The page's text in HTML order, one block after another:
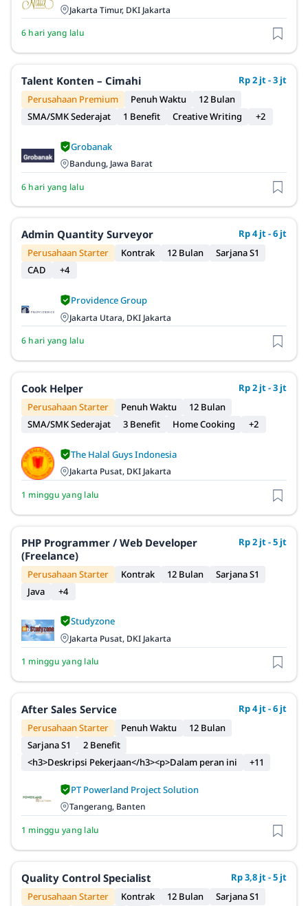
Jakarta Timur, DKI Jakarta
6 hari yang lalu
Talent Konten – Cimahi
Rp 2 jt - 3 jt
Perusahaan Premium
Penuh Waktu
12 Bulan
SMA/SMK Sederajat
1 Benefit Creative Writing +2
Grobanak
Bandung, Jawa Barat
6 hari yang lalu
Admin Quantity Surveyor
Rp 4 jt - 6 jt
Perusahaan Starter
Kontrak 12 Bulan
Sarjana S1
CAD
+4
Providence Group
Jakarta Utara, DKI Jakarta
6 hari yang lalu
Cook Helper
Rp 2 jt - 3 jt
Perusahaan Starter
Penuh Waktu
12 Bulan
SMA/SMK Sederajat
3 Benefit Home Cooking +2
The Halal Guys Indonesia
Jakarta Pusat, DKI Jakarta
1 minggu yang lalu
PHP Programmer / Web Developer
(Freelance)
Rp 2 jt - 5 jt
Perusahaan Starter Kontrak 12 Bulan
Sarjana S1
Java
+4
Studyzone
Jakarta Pusat, DKI Jakarta
1 minggu yang lalu
After Sales Service
Rp 4 jt - 6 jt
Perusahaan Starter
Penuh Waktu
12 Bulan
Sarjana S1
2 Benefit
<h3>Deskripsi Pekerjaan</h3><p>Dalam peran ini
+11
PT Powerland Project Solution
Tangerang, Banten
1 minggu yang lalu
Quality Control Specialist
Rp 3,8 jt - 5 jt
Perusahaan Starter
Kontrak 12 Bulan
Sarjana S1